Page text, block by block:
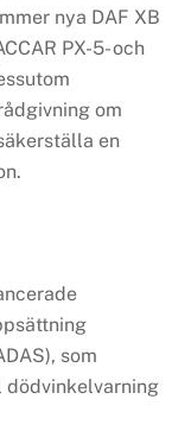
nya DAF XB
PX-5- och
om
en
som